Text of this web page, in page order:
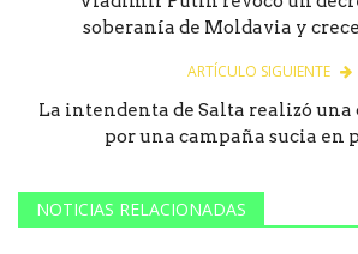
soberanía de Moldavia y
ARTÍCULO SIGUIENTE
La intendenta de Salta realizó
por una campaña sucia en
NOTICIAS RELACIONADAS